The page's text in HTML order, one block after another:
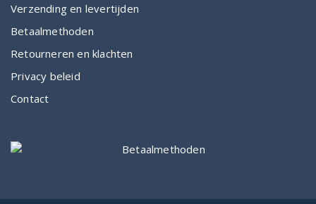
Verzending en levertijden
Betaalmethoden
Retourneren en klachten
Privacy beleid
Contact